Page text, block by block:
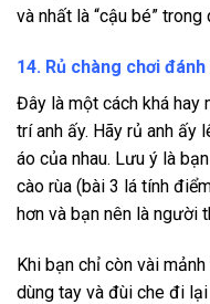
và nhất là “cậu bé” trong
14. Rủ chàng chơi
Đây là một cách khá hay
trí anh ấy. Hãy rủ anh ấy
áo của nhau. Lưu ý là
cào rùa (bài 3 lá tính
hơn và bạn nên là người
Khi bạn chỉ còn vài
dùng tay và đùi che đi